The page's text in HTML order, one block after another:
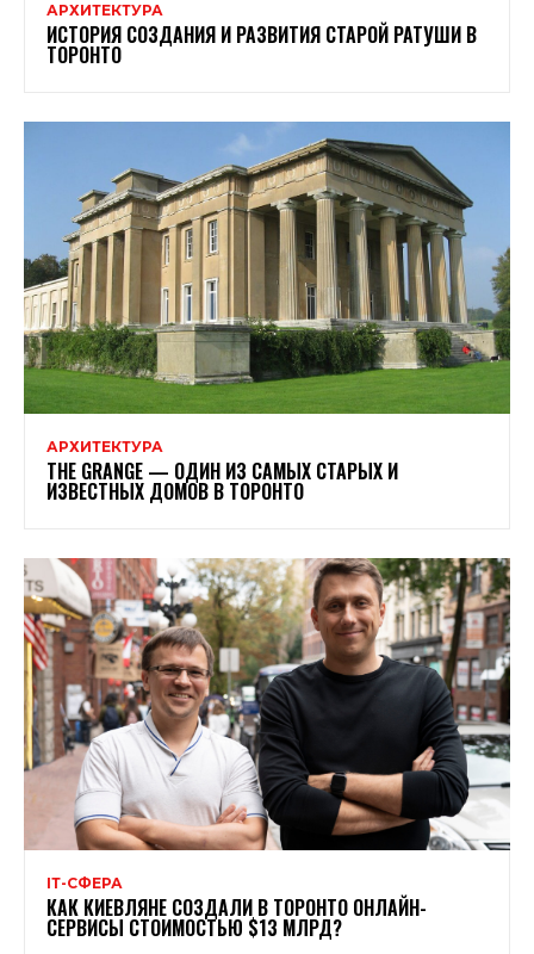
АРХИТЕКТУРА
ИСТОРИЯ СОЗДАНИЯ И РАЗВИТИЯ СТАРОЙ РАТУШИ В
ТОРОНТО
АРХИТЕКТУРА
THE GRANGE — ОДИН ИЗ САМЫХ СТАРЫХ И
ИЗВЕСТНЫХ ДОМОВ В ТОРОНТО
ІТ-СФЕРА
КАК КИЕВЛЯНЕ СОЗДАЛИ В ТОРОНТО ОНЛАЙН-
СЕРВИСЫ СТОИМОСТЬЮ $13 МЛРД?